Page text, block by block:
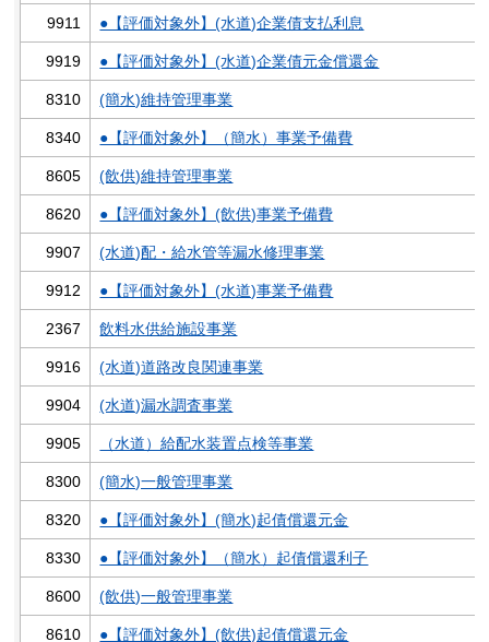
9911 ●【評価対象外】(水道)企業債支払利息
9919 ●【評価対象外】(水道)企業債元金償還金
8310 (簡水)維持管理事業
8340 ●【評価対象外】（簡水）事業予備費
8605 (飲供)維持管理事業
8620 ●【評価対象外】(飲供)事業予備費
9907 (水道)配・給水管等漏水修理事業
9912 ●【評価対象外】(水道)事業予備費
2367 飲料水供給施設事業
9916 (水道)道路改良関連事業
9904 (水道)漏水調査事業
9905 （水道）給配水装置点検等事業
8300 (簡水)一般管理事業
8320 ●【評価対象外】(簡水)起債償還元金
8330 ●【評価対象外】（簡水）起債償還利子
8600 (飲供)一般管理事業
8610 ●【評価対象外】(飲供)起債償還元金